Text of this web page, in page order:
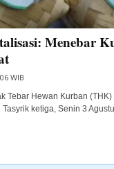
Menebar
WIB
Tebar Hewan Kurban
ketiga, Senin 3